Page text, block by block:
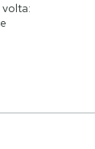
volta: